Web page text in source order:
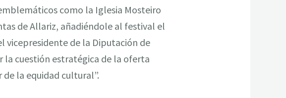
como la Iglesia Mosteiro
de Allariz, añadiéndole al festival el
vicepresidente de la Diputación de
la cuestión estratégica de la oferta
la equidad cultural”.